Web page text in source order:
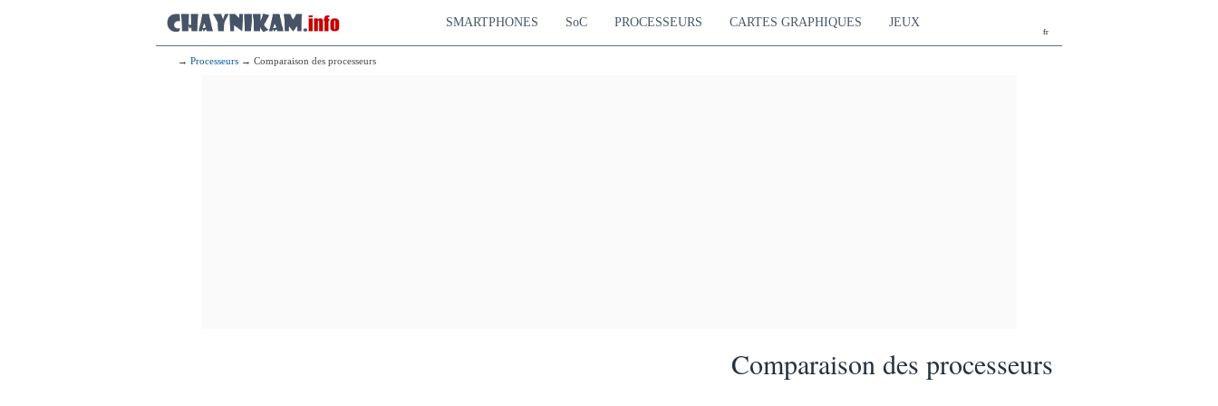
fr
SMARTPHONES SoC PROCESSEURS CARTES GRAPHIQUES JEUX
→ Processeurs → Comparaison des processeurs
Comparaison des processeurs